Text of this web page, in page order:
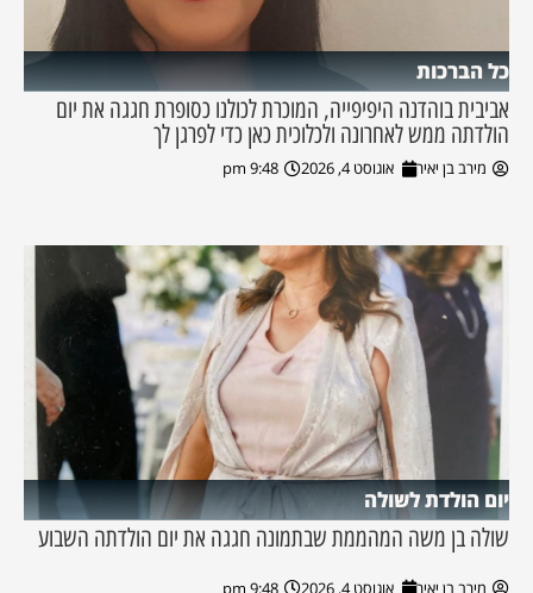
כל הברכות
אביבית בוהדנה היפיפייה, המוכרת לכולנו כסופרת חגגה את יום
הולדתה ממש לאחרונה ולכלוכית כאן כדי לפרגן לך
מירב בן יאיר אוגוסט 4, 2026 9:48 pm
יום הולדת לשולה
שולה בן משה המהממת שבתמונה חגגה את יום הולדתה השבוע
מירב בן יאיר אוגוסט 4, 2026 9:48 pm